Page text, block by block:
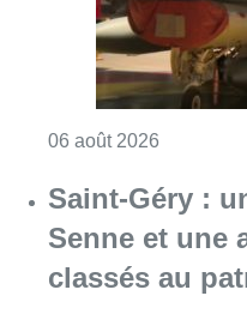
06 août 2026
Saint-Géry :
Senne et une
classés au